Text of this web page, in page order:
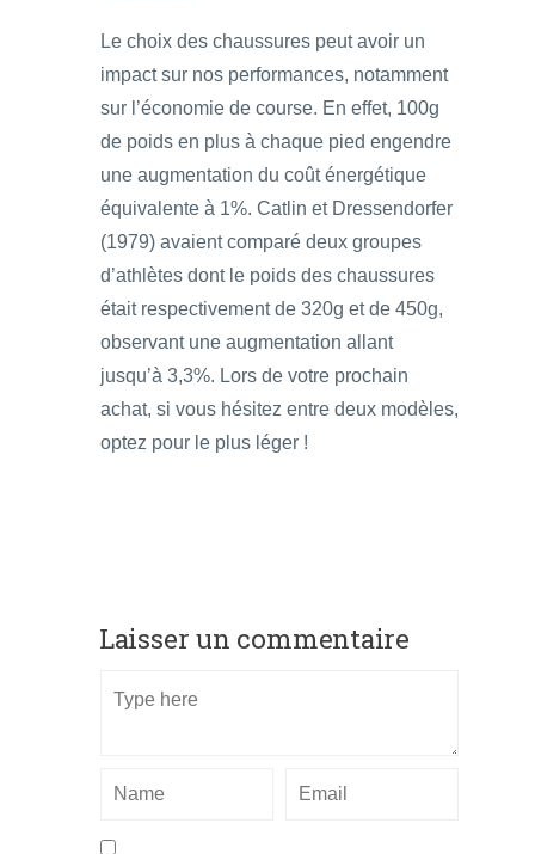
Le choix des chaussures peut avoir un
impact sur nos performances, notamment
sur l’économie de course. En effet, 100g
de poids en plus à chaque pied engendre
une augmentation du coût énergétique
équivalente à 1%. Catlin et Dressendorfer
(1979) avaient comparé deux groupes
d’athlètes dont le poids des chaussures
était respectivement de 320g et de 450g,
observant une augmentation allant
jusqu’à 3,3%. Lors de votre prochain
achat, si vous hésitez entre deux modèles,
optez pour le plus léger !
Laisser un commentaire